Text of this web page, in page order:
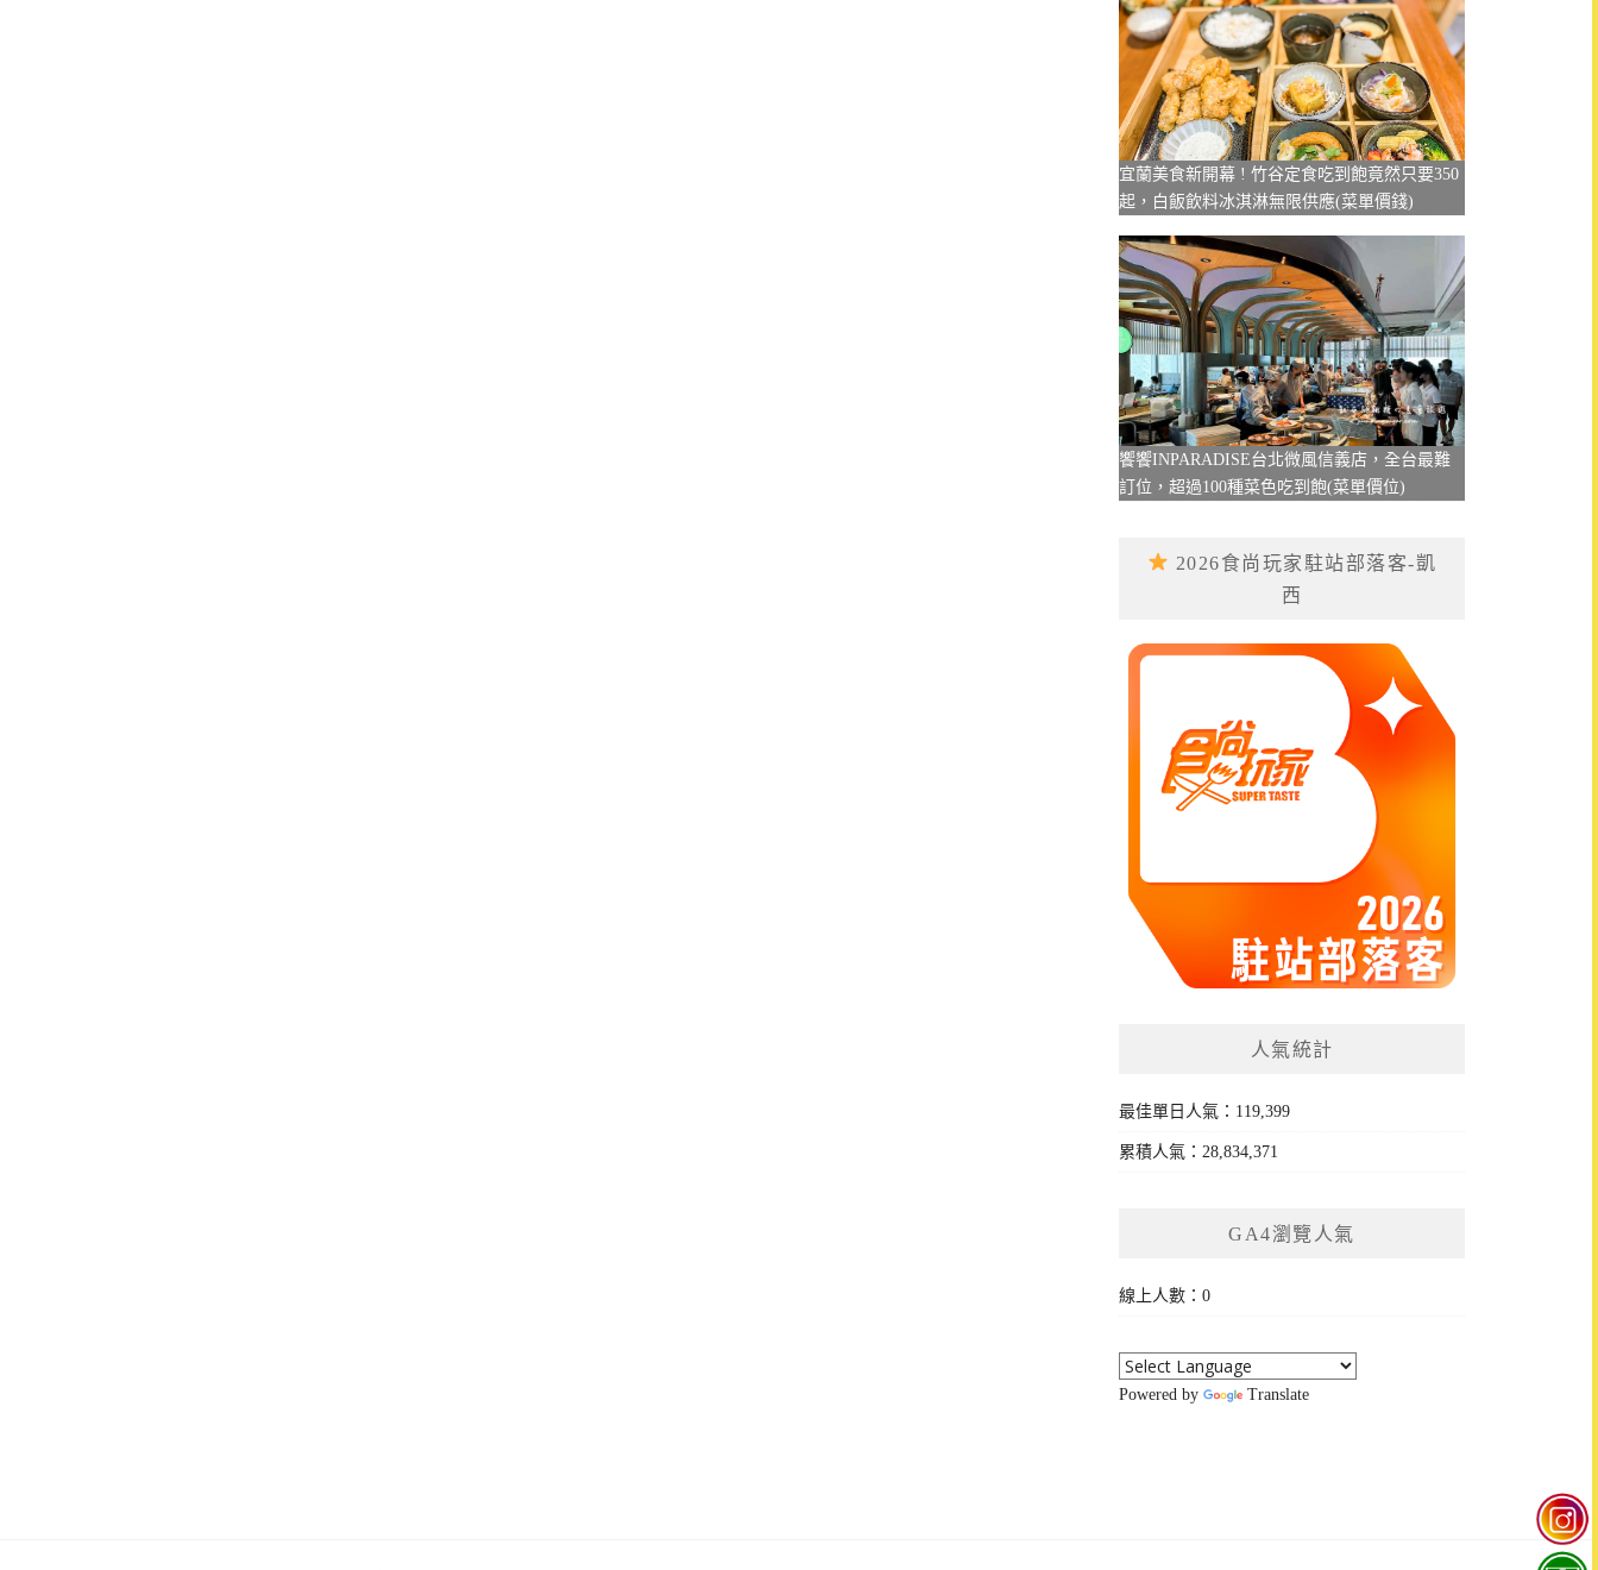
宜蘭美食新開幕 ! 竹谷定食吃到飽竟然只要350
起，白飯飲料冰淇淋無限供應(菜單價錢)
饗饗INPARADISE台北微風信義店，全台最難
訂位，超過100種菜色吃到飽(菜單價位)
2026食尚玩家駐站部落客-凱
西
人氣統計
最佳單日人氣：119,399
累積人氣：28,834,371
GA4瀏覽人氣
線上人數：0
Powered by Translate